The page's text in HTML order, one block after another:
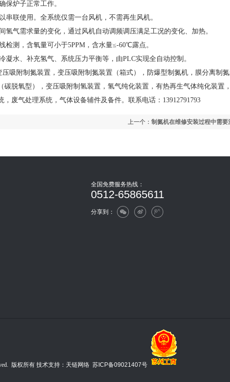
炉子正常工作。
联使用。全系统仅需一台风机，不需再生风机。
气需求量的变化，通过风机自动调频调压满足工况的变化、加热。
测，含氧量可小于5PPM，含水量≤-60℃露点。
水、补充氢气、系统压力平衡等，由PLC实现全自动控制。
压吸附制氮装置，变压吸附制氮装置（箱式），防爆型制氮机，膜分离制
脱氧型），变压吸附制氢装置，氢气纯化装置，有热再生气体纯化装置
废气处理系统，气体设备辅件及备件。联系电话：13912791793
上一个： 制氮机在维修安装过程中需要
全国免费服务热线：
0512-65865611
分享到：
版权所有 技术支持： 天链网络 苏ICP备09021407号